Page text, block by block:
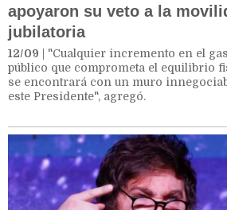
apoyaron su veto a la
jubilatoria
12/09 | "Cualquier incremento en el
público que comprometa el equilibrio
se encontrará con un muro
este Presidente", agregó.